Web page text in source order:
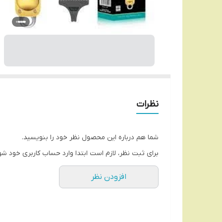
نظرات
شما هم درباره این محصول نظر خود را بنویسید.
برای ثبت نظر، لازم است ابتدا وارد حساب کاربری خود
افزودن نظر